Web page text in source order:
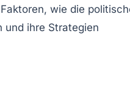
wie die
und ihre Strategien